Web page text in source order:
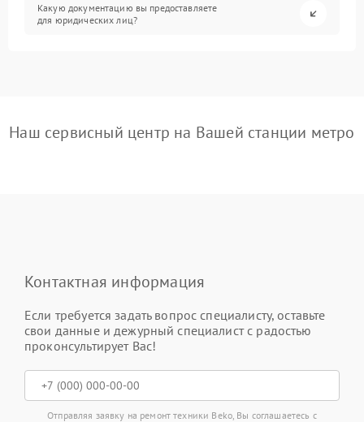
Какую документацию вы предоставляете
для юридических лиц?
Наш сервисный центр на Вашей станции метро
Контактная информация
Если требуется задать вопрос специалисту, оставьте
свои данные и дежурный специалист с радостью
проконсультирует Вас!
Отправляя заявку на ремонт техники Beko, Вы соглашаетесь с